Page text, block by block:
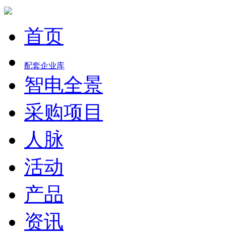
首页
配套企业库
智电全景
采购项目
人脉
活动
产品
资讯